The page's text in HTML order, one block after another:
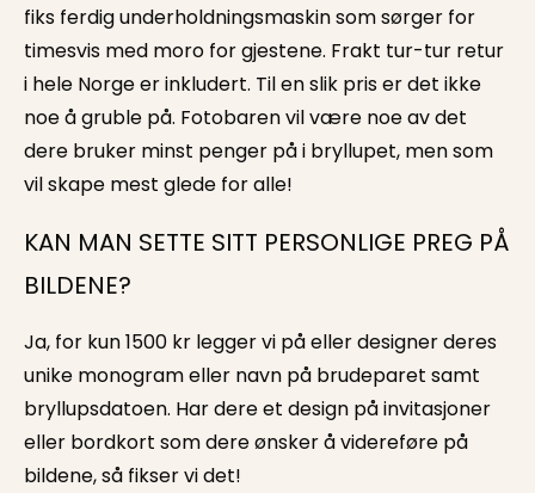
fiks ferdig underholdningsmaskin som sørger for
timesvis med moro for gjestene. Frakt tur-tur retur
i hele Norge er inkludert. Til en slik pris er det ikke
noe å gruble på. Fotobaren vil være noe av det
dere bruker minst penger på i bryllupet, men som
vil skape mest glede for alle!
KAN MAN SETTE SITT PERSONLIGE PREG PÅ
BILDENE?
Ja, for kun 1500 kr legger vi på eller designer deres
unike monogram eller navn på brudeparet samt
bryllupsdatoen. Har dere et design på invitasjoner
eller bordkort som dere ønsker å videreføre på
bildene, så fikser vi det!